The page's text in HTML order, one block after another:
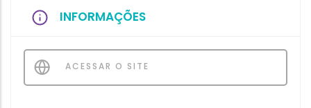
INFORMAÇÕES
ACESSAR O SITE